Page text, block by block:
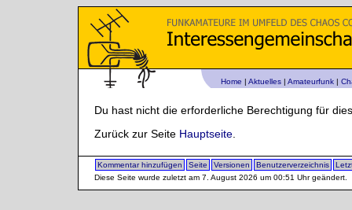
Home | Aktuelles | Amateurfunk |
Du hast nicht die erforderliche Berechtigung für
Zurück zur Seite Hauptseite
Kommentar hinzufügen Seite Versionen Benutzerverzeichnis
Diese Seite wurde zuletzt am 7. August 2026 um 00:51 Uhr geändert.